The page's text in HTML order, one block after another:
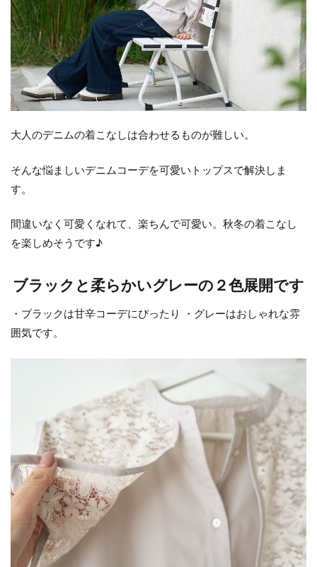
大人のデニムの着こなしは合わせるものが難しい。
そんな悩ましいデニムコーデを可愛いトップスで解決しま
す。
間違いなく可愛くなれて、楽ちんで可愛い。秋冬の着こなし
を楽しめそうです♪
ブラックと柔らかいグレーの２色展開です
・ブラックは甘辛コーデにぴったり ・グレーはおしゃれな雰
囲気です。